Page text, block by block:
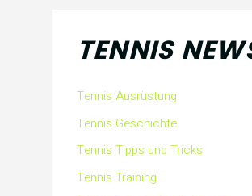
TENNIS
Tennis Ausrüstung
Tennis Geschichte
Tennis Tipps und Tricks
Tennis Training